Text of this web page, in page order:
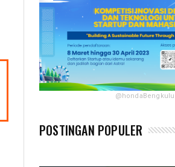
@hondaBengkulu
POSTINGAN POPULER